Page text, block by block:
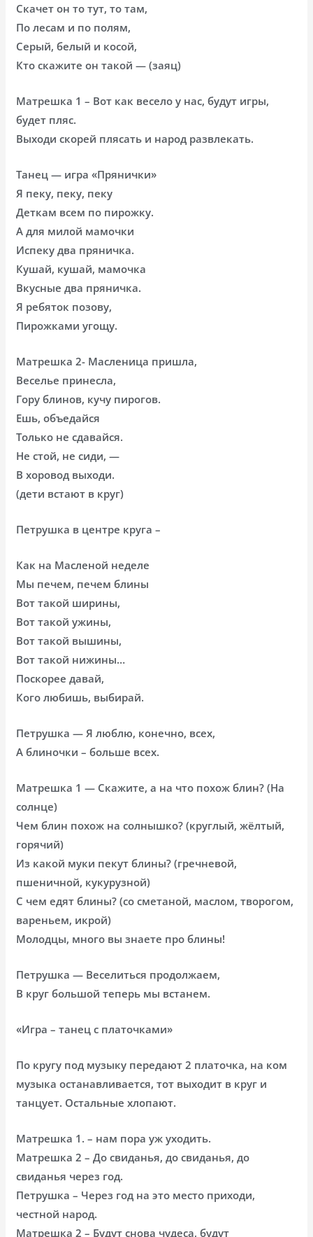
Скачет он то тут, то там,
По лесам и по полям,
Серый, белый и косой,
Кто скажите он такой — (заяц)
Матрешка 1 – Вот как весело у нас, будут игры,
будет пляс.
Выходи скорей плясать и народ развлекать.
Танец — игра «Прянички»
Я пеку, пеку, пеку
Деткам всем по пирожку.
А для милой мамочки
Испеку два пряничка.
Кушай, кушай, мамочка
Вкусные два пряничка.
Я ребяток позову,
Пирожками угощу.
Матрешка 2- Масленица пришла,
Веселье принесла,
Гору блинов, кучу пирогов.
Ешь, объедайся
Только не сдавайся.
Не стой, не сиди, —
В хоровод выходи.
(дети встают в круг)
Петрушка в центре круга –
Как на Масленой неделе
Мы печем, печем блины
Вот такой ширины,
Вот такой ужины,
Вот такой вышины,
Вот такой нижины…
Поскорее давай,
Кого любишь, выбирай.
Петрушка — Я люблю, конечно, всех,
А блиночки – больше всех.
Матрешка 1 — Скажите, а на что похож блин? (На
солнце)
Чем блин похож на солнышко? (круглый, жёлтый,
горячий)
Из какой муки пекут блины? (гречневой,
пшеничной, кукурузной)
С чем едят блины? (со сметаной, маслом, творогом,
вареньем, икрой)
Молодцы, много вы знаете про блины!
Петрушка — Веселиться продолжаем,
В круг большой теперь мы встанем.
«Игра – танец с платочками»
По кругу под музыку передают 2 платочка, на ком
музыка останавливается, тот выходит в круг и
танцует. Остальные хлопают.
Матрешка 1. – нам пора уж уходить.
Матрешка 2 – До свиданья, до свиданья, до
свиданья через год.
Петрушка – Через год на это место приходи,
честной народ.
Матрешка 2 – Будут снова чудеса, будут